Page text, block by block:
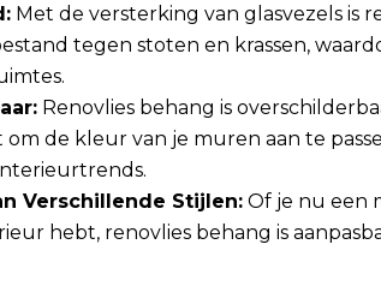
Met de versterking van glasvezels is
tegen stoten en krassen,
Renovlies behang is
de kleur van je muren aan te
Verschillende Stijlen: Of je nu een
hebt, renovlies behang is